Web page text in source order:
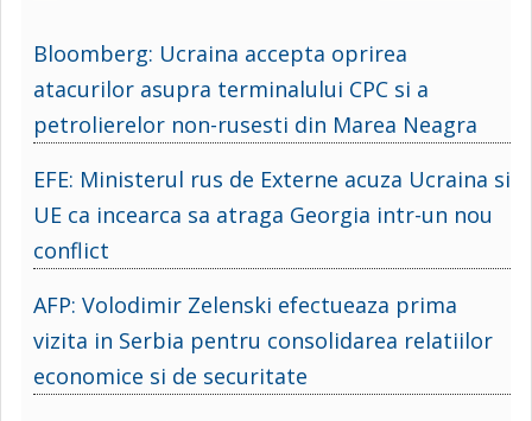
Bloomberg: Ucraina accepta oprirea
atacurilor asupra terminalului CPC si a
petrolierelor non-rusesti din Marea Neagra
EFE: Ministerul rus de Externe acuza Ucraina si
UE ca incearca sa atraga Georgia intr-un nou
conflict
AFP: Volodimir Zelenski efectueaza prima
vizita in Serbia pentru consolidarea relatiilor
economice si de securitate